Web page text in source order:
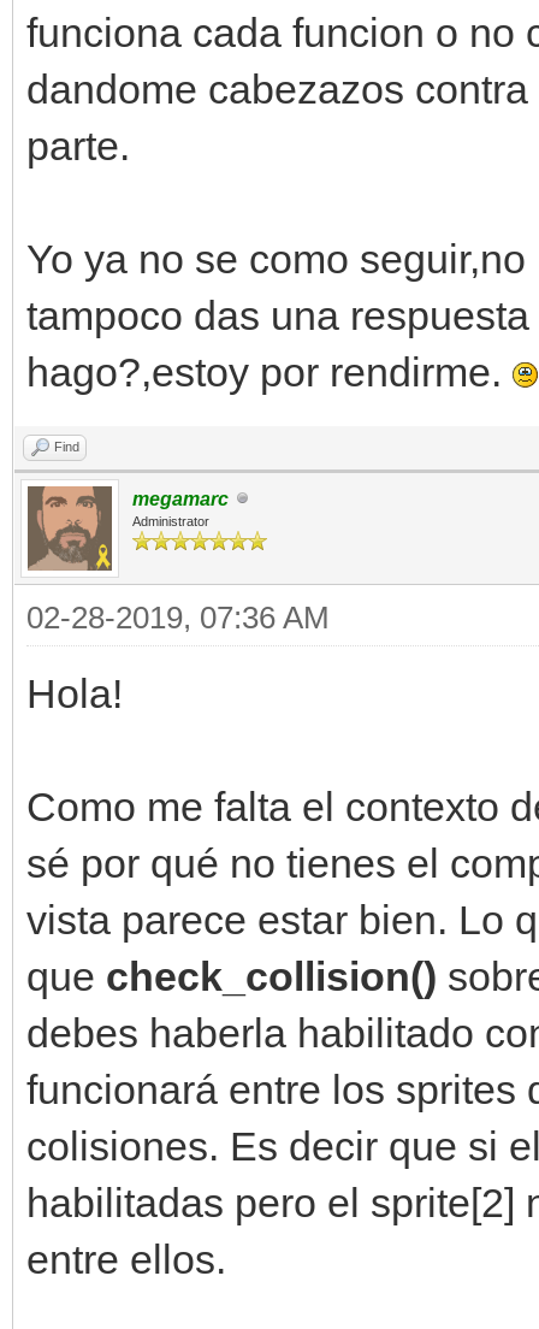
funciona cada funcion o no
dandome cabezazos
parte.
Yo ya no se como
tampoco das una
hago?,estoy por rendirme.
Find
megamarc
Administrator
02-28-2019, 07:36 AM
Hola!
Como me falta el contexto
sé por qué no tienes el
vista parece estar bien. Lo
que check_collision()
debes haberla habilitado
funcionará entre los sprites
colisiones. Es decir que si
habilitadas pero el sprite[2]
entre ellos.